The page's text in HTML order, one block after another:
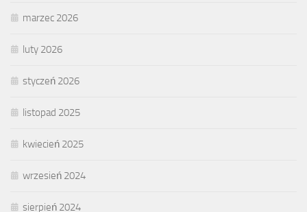
marzec 2026
luty 2026
styczeń 2026
listopad 2025
kwiecień 2025
wrzesień 2024
sierpień 2024